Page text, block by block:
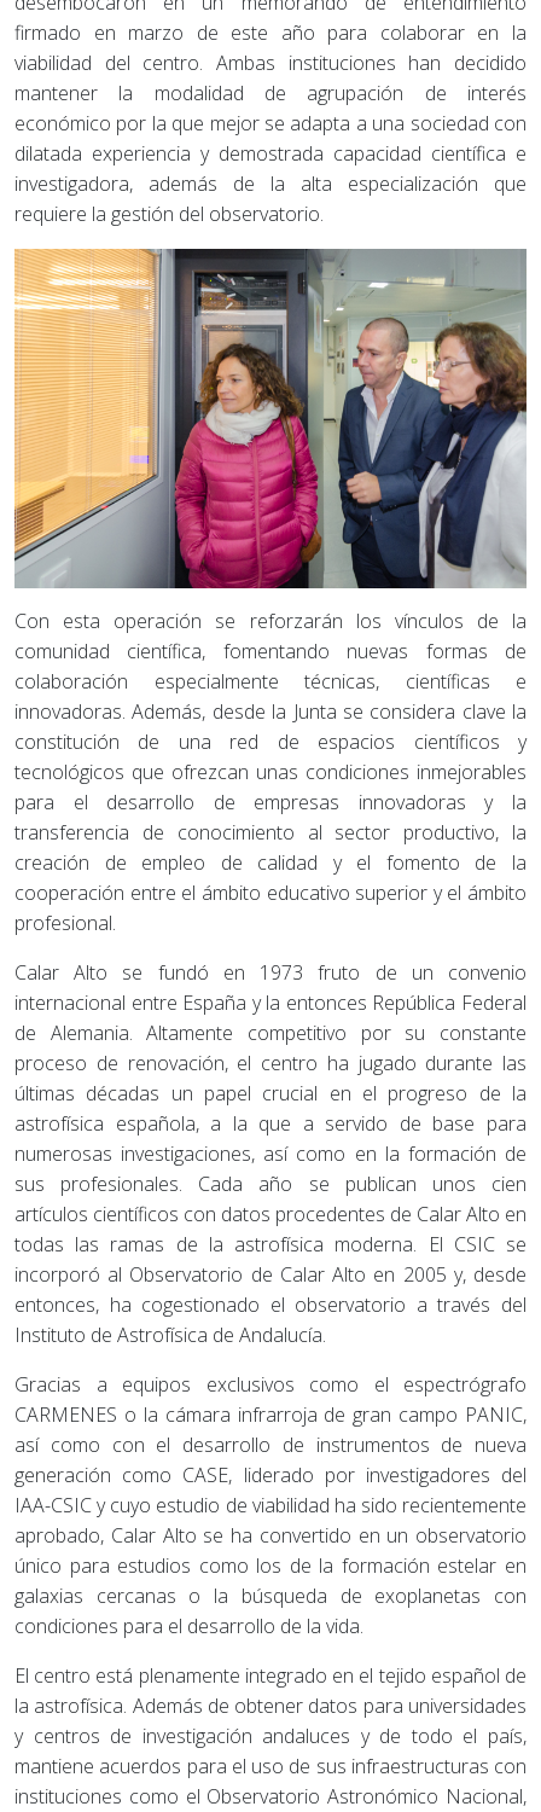
firmado en marzo de este año para colaborar en la
viabilidad del centro. Ambas instituciones han decidido
mantener la modalidad de agrupación de interés
económico por la que mejor se adapta a una sociedad con
dilatada experiencia y demostrada capacidad científica e
investigadora, además de la alta especialización que
requiere la gestión del observatorio.
Con esta operación se reforzarán los vínculos de la
comunidad científica, fomentando nuevas formas de
colaboración especialmente técnicas, científicas e
innovadoras. Además, desde la Junta se considera clave la
constitución de una red de espacios científicos y
tecnológicos que ofrezcan unas condiciones inmejorables
para el desarrollo de empresas innovadoras y la
transferencia de conocimiento al sector productivo, la
creación de empleo de calidad y el fomento de la
cooperación entre el ámbito educativo superior y el ámbito
profesional.
Calar Alto se fundó en 1973 fruto de un convenio
internacional entre España y la entonces República Federal
de Alemania. Altamente competitivo por su constante
proceso de renovación, el centro ha jugado durante las
últimas décadas un papel crucial en el progreso de la
astrofísica española, a la que a servido de base para
numerosas investigaciones, así como en la formación de
sus profesionales. Cada año se publican unos cien
artículos científicos con datos procedentes de Calar Alto en
todas las ramas de la astrofísica moderna. El CSIC se
incorporó al Observatorio de Calar Alto en 2005 y, desde
entonces, ha cogestionado el observatorio a través del
Instituto de Astrofísica de Andalucía.
Gracias a equipos exclusivos como el espectrógrafo
CARMENES o la cámara infrarroja de gran campo PANIC,
así como con el desarrollo de instrumentos de nueva
generación como CASE, liderado por investigadores del
IAA-CSIC y cuyo estudio de viabilidad ha sido recientemente
aprobado, Calar Alto se ha convertido en un observatorio
único para estudios como los de la formación estelar en
galaxias cercanas o la búsqueda de exoplanetas con
condiciones para el desarrollo de la vida.
El centro está plenamente integrado en el tejido español de
la astrofísica. Además de obtener datos para universidades
y centros de investigación andaluces y de todo el país,
mantiene acuerdos para el uso de sus infraestructuras con
instituciones como el Observatorio Astronómico Nacional,